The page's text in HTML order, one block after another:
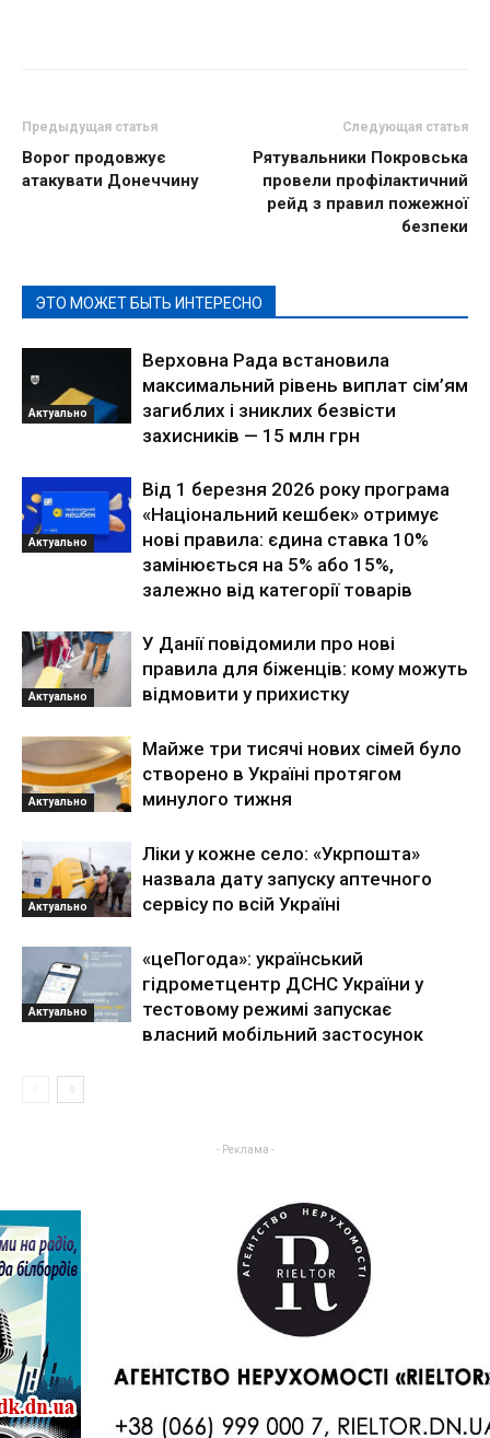
Предыдущая статья
Ворог продовжує
атакувати Донеччину
Следующая статья
Рятувальники Покровська
провели профілактичний
рейд з правил пожежної
безпеки
ЭТО МОЖЕТ БЫТЬ ИНТЕРЕСНО
Актуально
Верховна Рада встановила
максимальний рівень виплат сім’ям
загиблих і зниклих безвісти
захисників — 15 млн грн
Актуально
Від 1 березня 2026 року програма
«Національний кешбек» отримує
нові правила: єдина ставка 10%
замінюється на 5% або 15%,
залежно від категорії товарів
Актуально
У Данії повідомили про нові
правила для біженців: кому можуть
відмовити у прихистку
Актуально
Майже три тисячі нових сімей було
створено в Україні протягом
минулого тижня
Актуально
Ліки у кожне село: «Укрпошта»
назвала дату запуску аптечного
сервісу по всій Україні
Актуально
«цеПогода»: український
гідрометцентр ДСНС України у
тестовому режимі запускає
власний мобільний застосунок
- Реклама -